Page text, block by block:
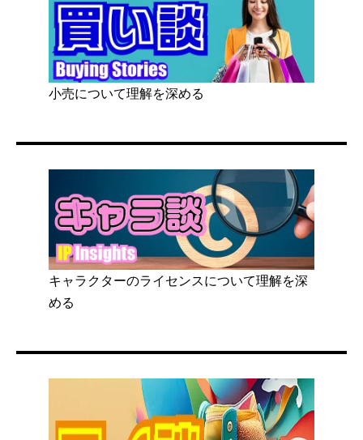
小売について理解を深める
キャラクターのライセンスについて理解を深
める